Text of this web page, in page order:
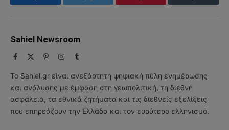
Facebook Twitter Pinterest Tumblr
Sahiel Newsroom
Facebook PinterestInstagram
Tumblr
Το Sahiel.gr είναι ανεξάρτητη ψηφιακή πύλη ενημέρωσης
και ανάλυσης με έμφαση στη γεωπολιτική, τη διεθνή
ασφάλεια, τα εθνικά ζητήματα και τις διεθνείς εξελίξεις
που επηρεάζουν την Ελλάδα και τον ευρύτερο ελληνισμό.